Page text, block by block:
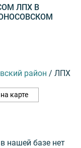
ЛПХ В
район / ЛПХ
карте
нашей базе нет